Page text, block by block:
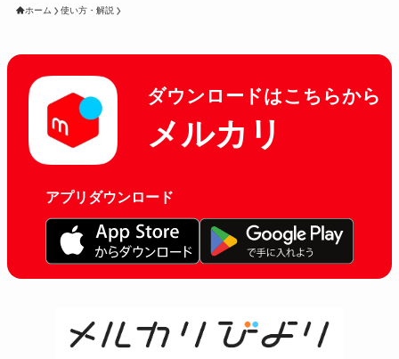
ホーム 使い方・解説
ダウンロードはこちらから
メルカリ
アプリダウンロード